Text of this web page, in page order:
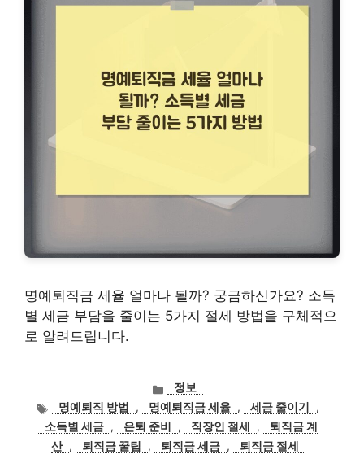
명예퇴직금 세율 얼마나 될까? 궁금하신가요? 소득
별 세금 부담을 줄이는 5가지 절세 방법을 구체적으
로 알려드립니다.
카
테
고
리
정보
태
그
명예퇴직 방법 , 명예퇴직금 세율 , 세금 줄이기
,
소득별 세금 , 은퇴 준비 , 직장인 절세 ,
퇴직금 계
산 , 퇴직금 꿀팁 , 퇴직금 세금 , 퇴직금 절세